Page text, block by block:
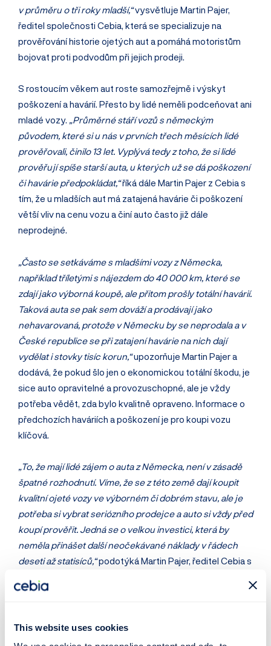
This website uses cookies
v průměru o tři roky mladší,“vysvětluje Martin Pajer,
ředitel společnosti Cebia, která se specializuje na
prověřování historie ojetých aut a pomáhá motoristům
bojovat proti podvodům při jejich prodeji.
S rostoucím věkem aut roste samozřejmě i výskyt
poškození a havárií. Přesto by lidé neměli podceňovat ani
mladé vozy. „Průměrné stáří vozů s německým
původem, které si u nás v prvních třech měsících lidé
prověřovali, činilo 13 let. Vyplývá tedy z toho, že si lidé
prověřují spíše starší auta, u kterých už se dá poškození
či havárie předpokládat,“říká dále Martin Pajer z Cebia s
tím, že u mladších aut má zatajená havárie či poškození
větší vliv na cenu vozu a činí auto často již dále
neprodejné.
„Často se setkáváme s mladšími vozy z Německa,
například tříletými s nájezdem do 40 000 km, které se
zdají jako výborná koupě, ale přitom prošly totální havárií.
Taková auta se pak sem dováží a prodávají jako
nehavarovaná, protože v Německu by se neprodala a v
České republice se při zatajení havárie na nich dají
vydělat i stovky tisíc korun,“upozorňuje Martin Pajer a
dodává, že pokud šlo jen o ekonomickou totální škodu, je
sice auto opravitelné a provozuschopné, ale je vždy
potřeba vědět, zda bylo kvalitně opraveno. Informace o
předchozích haváriích a poškození je pro koupi vozu
klíčová.
„To, že mají lidé zájem o auta z Německa, není v zásadě
špatné rozhodnutí. Víme, že se z této země dají koupit
kvalitní ojeté vozy ve výborném či dobrém stavu, ale je
potřeba si vybrat seriózního prodejce a auto si vždy před
koupí prověřit. Jedná se o velkou investici, která by
neměla přinášet další neočekávané náklady v řádech
deseti až statisíců,“podotýká Martin Pajer, ředitel Cebia s
a kvality vozu.
prodejců, kteří mají za sebou už nějakou historii a kteří